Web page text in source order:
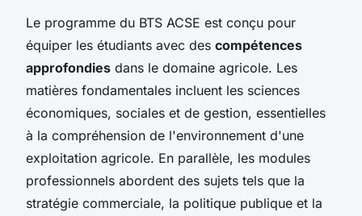
Le programme du BTS ACSE est conçu pour
équiper les étudiants avec des compétences
approfondies dans le domaine agricole. Les
matières fondamentales incluent les sciences
économiques, sociales et de gestion, essentielles
à la compréhension de l'environnement d'une
exploitation agricole. En parallèle, les modules
professionnels abordent des sujets tels que la
stratégie commerciale, la politique publique et la